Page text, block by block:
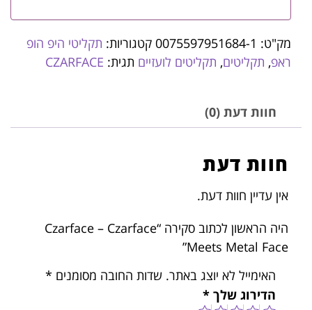
מק"ט: 0075597951684-1 קטגוריות: תקליטי היפ הופ
ראפ, תקליטים, תקליטים לועזיים תגית: CZARFACE
חוות דעת (0)
חוות דעת
אין עדיין חוות דעת.
היה הראשון לכתוב סקירה “Czarface – Czarface
Meets Metal Face”
האימייל לא יוצג באתר. שדות החובה מסומנים *
הדירוג שלך *